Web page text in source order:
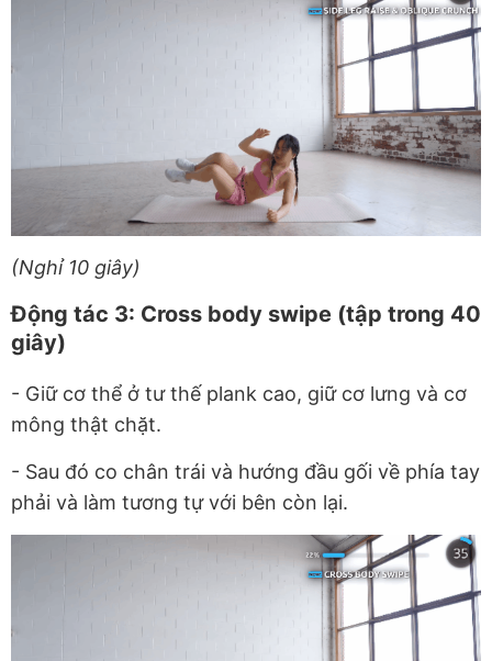
(Nghỉ 10 giây)
Động tác 3: Cross body swipe (tập trong 40
giây)
- Giữ cơ thể ở tư thế plank cao, giữ cơ lưng và cơ
mông thật chặt.
- Sau đó co chân trái và hướng đầu gối về phía tay
phải và làm tương tự với bên còn lại.